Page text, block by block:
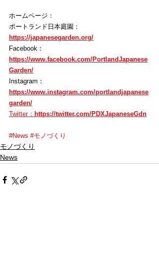
ホームページ：
ポートランド日本庭園：
https://japanesegarden.org/
Facebook：
https://www.facebook.com/PortlandJapanese
Garden/
Instagram：
https://www.instagram.com/portlandjapanese
garden/
Twitter： https://twitter.com/PDXJapaneseGdn
#News #モノづくり
モノづくり
News